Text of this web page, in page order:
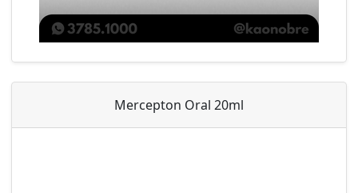
Mercepton Oral 20ml